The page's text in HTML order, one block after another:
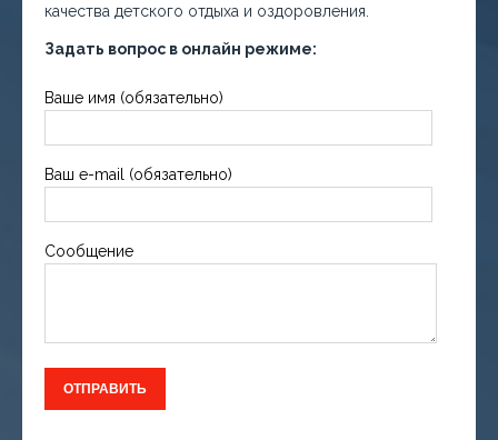
качества детского отдыха и оздоровления.
Задать вопрос в онлайн режиме:
Ваше имя (обязательно)
Ваш e-mail (обязательно)
Сообщение